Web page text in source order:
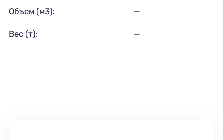
Объем (м3): —
Вес (т): —